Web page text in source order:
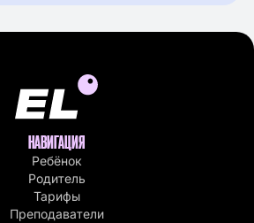
НАВИГАЦИЯ
Ребёнок
Родитель
Тарифы
Преподаватели